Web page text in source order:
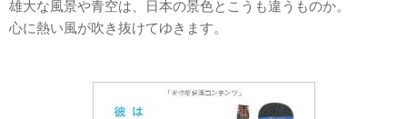
雄大な風景や青空は、日本の景色とこうも違うものか。
心に熱い風が吹き抜けてゆきます。